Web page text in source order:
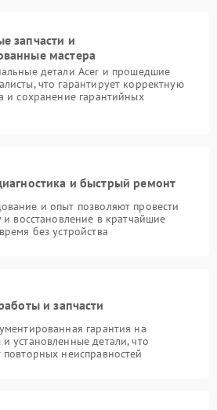
запчасти и
мастера
детали Acer и прошедшие
что гарантирует корректную
и сохранение гарантийных
и быстрый ремонт
и опыт позволяют провести
и восстановление в кратчайшие
без устройства
и запчасти
гарантия на
установленные детали, что
неисправностей